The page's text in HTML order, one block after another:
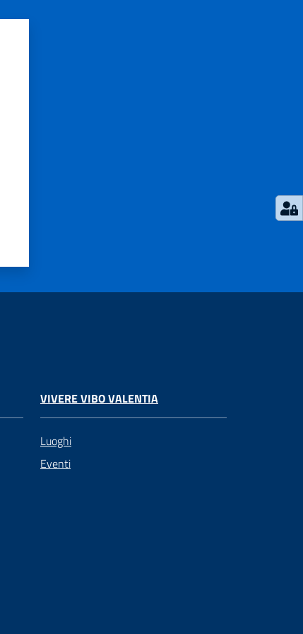
VIVERE VIBO VALENTIA
Luoghi
Eventi